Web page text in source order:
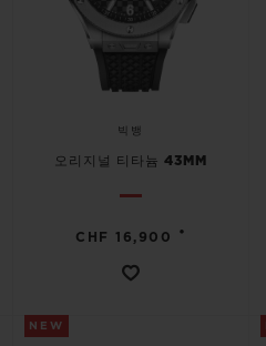
빅뱅
오리지널 티타늄 43MM
CHF 16,900 •
NEW
익스클루시브 서비스
5+5 워런티
휴블로티스타 및 연장 보증
무료 배송 & 반품